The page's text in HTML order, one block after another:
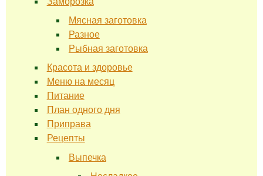
Мясная заготовка
Разное
Рыбная заготовка
Красота и здоровье
Меню на месяц
Питание
План одного дня
Приправа
Рецепты
Выпечка